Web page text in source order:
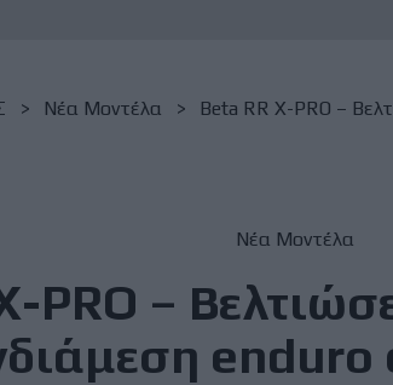
Νέα Μοντέλα Beta RR X-PRO –
Νέα Μοντέλα
PRO –
enduro